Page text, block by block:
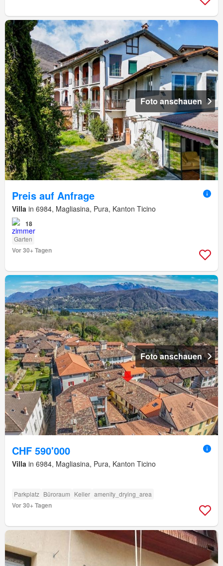
Foto anschauen
Preis auf Anfrage
Villa in 6984, Magliasina, Pura, Kanton Ticino
18
Garten
Vor 30+ Tagen
Foto anschauen
CHF 590'000
Villa in 6984, Magliasina, Pura, Kanton Ticino
Parkplatz Büroraum Keller amenity_drying_area
Vor 30+ Tagen